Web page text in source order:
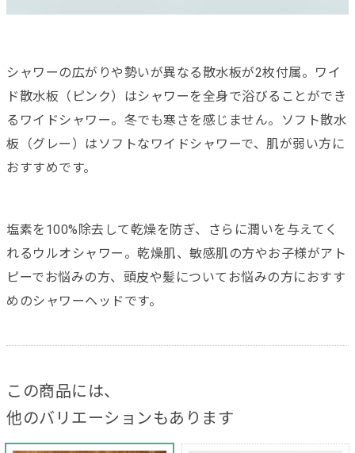
シャワーの広がりや勢いが異なる散水板が2枚付属。ワイ
ド散水板（ピンク）はシャワーを全身で浴びることができ
るワイドシャワー。冬でも寒さを感じません。ソフト散水
板（グレー）はソフトなワイドシャワーで、肌が弱い方に
おすすめです。
塩素を100%除去して乾燥を防ぎ、さらに潤いを与えてく
れるウルオシャワー。乾燥肌、敏感肌の方やお子様がアト
ピーでお悩みの方、頭皮や髪についてお悩みの方におすす
めのシャワーヘッドです。
この商品には、
他のバリエーションもあります